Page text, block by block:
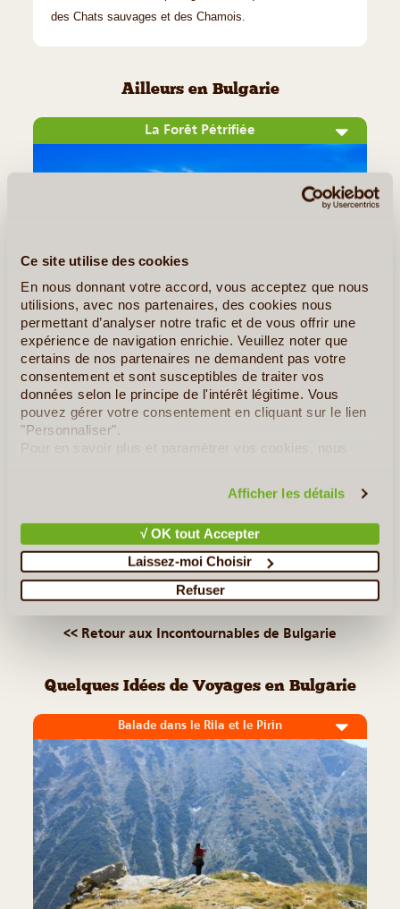
Ce site utilise des cookies
En nous donnant votre accord, vous acceptez que nous
utilisions, avec nos partenaires, des cookies nous
permettant d’analyser notre trafic et de vous offrir une
expérience de navigation enrichie. Veuillez noter que
certains de nos partenaires ne demandent pas votre
consentement et sont susceptibles de traiter vos
données selon le principe de l'intérêt légitime. Vous
pouvez gérer votre consentement en cliquant sur le lien
"Personnaliser".
Pour en savoir plus et paramétrer vos cookies, nous
Afficher les détails
√ OK tout Accepter
Laissez-moi Choisir
Refuser
des Chats sauvages et des Chamois.
Ailleurs en Bulgarie
La Forêt Pétrifiée
La nature ne cesse de nous étonner avec ses paysages
insolites, comme venus d’un autre temps ou d’une autre
planète. C’est le cas de Pobitite Kamani, signifiant
littéralement « Pierres plantées dans le sol » en Bulgare, où
Monastère de Rila
Veliko Tarnovo
<< Retour aux Incontournables de Bulgarie
Quelques Idées de Voyages en Bulgarie
Balade dans le Rila et le Pirin